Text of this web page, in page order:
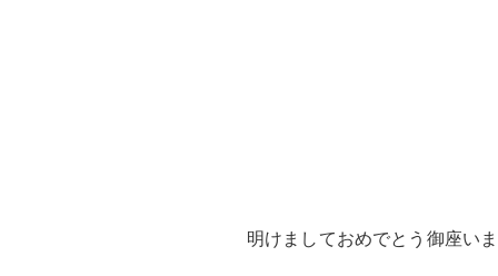
明けましておめでとう御座い